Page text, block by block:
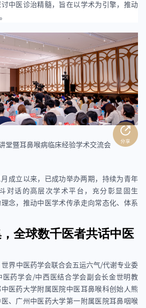
中医诊治精髓，旨在以学术为引擎，推动
堂暨耳鼻喉病临床经验学术交流会
成立以来，已成功举办两期，持续为青年
对话的高层次学术平台，充分彰显固生
念，推动中医学术传承走向常态化、体系
全球数千医者共话中医
界中医药学会联合会五运六气/代谢专业委
医药学会/中西医结合学会副会长金世明教
医药大学附属医院中医耳鼻喉科创始人熊
、广州中医药大学第一附属医院耳鼻咽喉